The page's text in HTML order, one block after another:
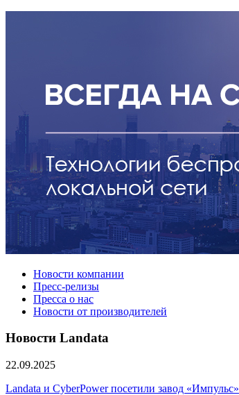
Новости компании
Пресс-релизы
Пресса о нас
Новости от производителей
Новости Landata
22.09.2025
Landata и CyberPower посетили завод «Импульс»